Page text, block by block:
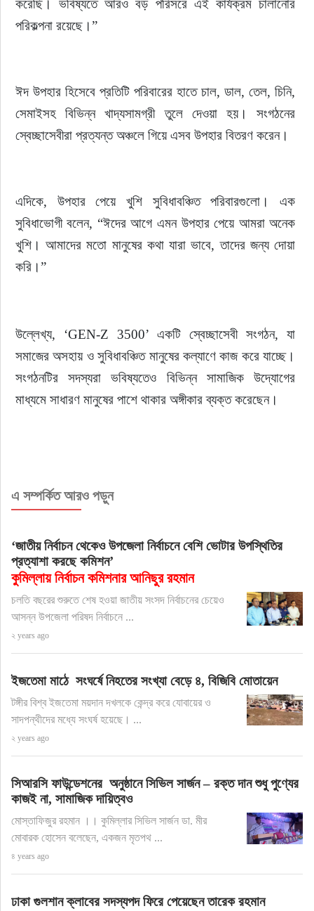
করেছি। ভবিষ্যতে আরও বড় পরিসরে এই কার্যক্রম চালানোর
পরিকল্পনা রয়েছে।”
ঈদ উপহার হিসেবে প্রতিটি পরিবারের হাতে চাল, ডাল, তেল, চিনি,
সেমাইসহ বিভিন্ন খাদ্যসামগ্রী তুলে দেওয়া হয়। সংগঠনের
স্বেচ্ছাসেবীরা প্রত্যন্ত অঞ্চলে গিয়ে এসব উপহার বিতরণ করেন।
এদিকে, উপহার পেয়ে খুশি সুবিধাবঞ্চিত পরিবারগুলো। এক
সুবিধাভোগী বলেন, “ঈদের আগে এমন উপহার পেয়ে আমরা অনেক
খুশি। আমাদের মতো মানুষের কথা যারা ভাবে, তাদের জন্য দোয়া
করি।”
উল্লেখ্য, ‘GEN-Z 3500’ একটি স্বেচ্ছাসেবী সংগঠন, যা
সমাজের অসহায় ও সুবিধাবঞ্চিত মানুষের কল্যাণে কাজ করে যাচ্ছে।
সংগঠনটির সদস্যরা ভবিষ্যতেও বিভিন্ন সামাজিক উদ্যোগের
মাধ্যমে সাধারণ মানুষের পাশে থাকার অঙ্গীকার ব্যক্ত করেছেন।
এ সম্পর্কিত আরও পড়ুন
‘জাতীয় নির্বাচন থেকেও উপজেলা নির্বাচনে বেশি ভোটার উপস্থিতির
প্রত্যাশা করছে কমিশন’
কুমিল্লায় নির্বাচন কমিশনার আনিছুর রহমান
চলতি বছরের শুরুতে শেষ হওয়া জাতীয় সংসদ নির্বাচনের চেয়েও
আসন্ন উপজেলা পরিষদ নির্বাচনে ...
২ years ago
ইজতেমা মাঠে সংঘর্ষে নিহতের সংখ্যা বেড়ে ৪, বিজিবি মোতায়েন
টঙ্গীর বিশ্ব ইজতেমা ময়দান দখলকে কেন্দ্র করে যোবায়ের ও
সাদপন্থীদের মধ্যে সংঘর্ষ হয়েছে। ...
২ years ago
সিআরসি ফাউন্ডেশনের অনুষ্ঠানে সিভিল সার্জন – রক্ত দান শুধু পুণ্যের
কাজই না, সামাজিক দায়িত্বও
মোস্তাফিজুর রহমান ।। কুমিল্লার সিভিল সার্জন ডা. মীর
মোবারক হোসেন বলেছেন, একজন মৃতপথ ...
৪ years ago
ঢাকা গুলশান ক্লাবের সদস্যপদ ফিরে পেয়েছেন তারেক রহমান